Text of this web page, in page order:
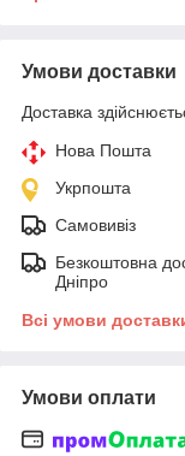
Умови доставки
Доставка
Нова Пошта
Укрпошта
Самовивіз
Безкоштовна
Дніпро
Всі умови
Умови оплати